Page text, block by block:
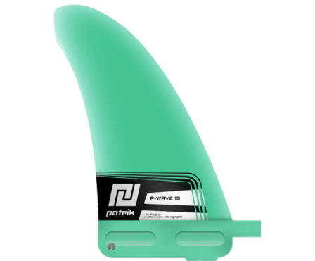
produktu
5
hvězdiček.